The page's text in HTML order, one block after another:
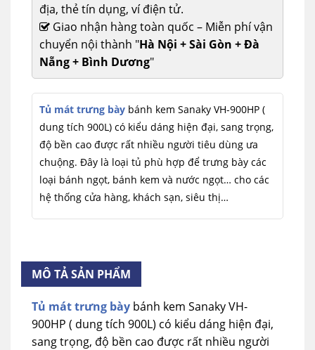
địa, thẻ tín dụng, ví điện tử.
Giao nhận hàng toàn quốc – Miễn phí vận
chuyển nội thành "Hà Nội + Sài Gòn + Đà
Nẵng + Bình Dương"
Tủ mát trưng bày bánh kem Sanaky VH-900HP (
dung tích 900L) có kiểu dáng hiện đại, sang trọng,
độ bền cao được rất nhiều người tiêu dùng ưa
chuộng. Đây là loại tủ phù hợp để trưng bày các
loại bánh ngọt, bánh kem và nước ngọt… cho các
hệ thống cửa hàng, khách sạn, siêu thị…
MÔ TẢ SẢN PHẨM
Tủ mát trưng bày bánh kem Sanaky VH-
900HP ( dung tích 900L) có kiểu dáng hiện đại,
sang trọng, độ bền cao được rất nhiều người